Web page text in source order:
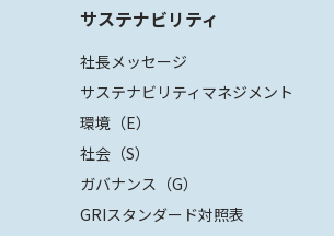
サステナビリティ
社長メッセージ
サステナビリティマネジメント
環境（E）
社会（S）
ガバナンス（G）
GRIスタンダード対照表